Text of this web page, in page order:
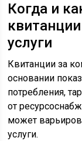
Когда и
услуги
Квитанции за
основании
потребления,
от
может
услуги.